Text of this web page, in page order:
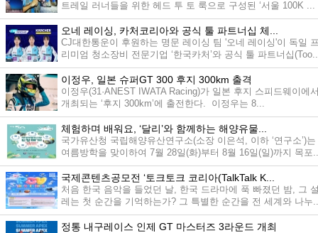
트레일 러너들을 위한 헤드 투 토 룩으로 구성된 ‘서울 100K ...
오네 레이싱, 카처코리아와 공식 툴 파트너십 체...
CJ대한통운이 후원하는 명문 레이싱 팀 '오네 레이싱'이 독일
리미엄 청소장비 전문기업 ‘한국카처’와 공식 툴 파트너십
이정우, 일본 슈퍼GT 300 후지 300km 출격
이정우(31·ANEST IWATA Racing)가 일본 후지 스피드웨이에
개최되는 ‘후지 300km’에 출전한다. 이정우는 8...
체험하며 배워요, ‘달리’와 함께하는 해양유물...
국가유산청 국립해양유산연구소(소장 이은석, 이하 ‘연구소’)는
여름방학을 맞이하여 7월 28일(화)부터 8월 16일(일)까지 목포
국제콘텐츠공모전 ‘토크토크 코리아(TalkTalk K...
처음 한국 음악을 들었던 날, 한국 드라마에 푹 빠졌던 밤, 그
레는 첫 순간을 기억하는가? 그 특별한 순간을 전 세계와 나누
정통 내구레이스 인제 GT 마스터즈 3라운드 개최